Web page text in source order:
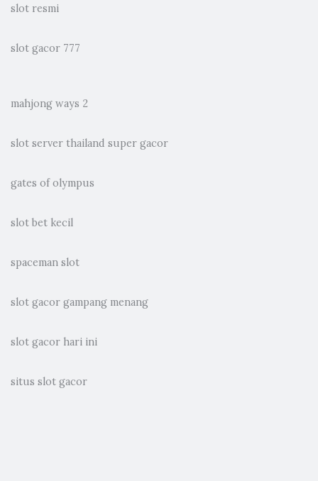
slot resmi
slot gacor 777
mahjong ways 2
slot server thailand super gacor
gates of olympus
slot bet kecil
spaceman slot
slot gacor gampang menang
slot gacor hari ini
situs slot gacor